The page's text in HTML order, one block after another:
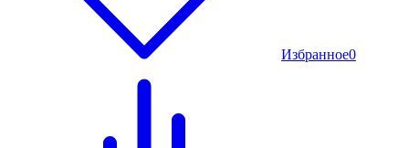
Избранное0